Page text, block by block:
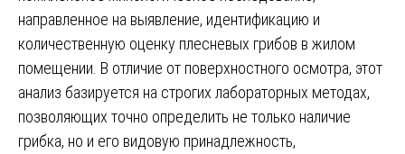
направленное на выявление, идентификацию и
количественную оценку плесневых грибов в жилом
помещении. В отличие от поверхностного осмотра, этот
анализ базируется на строгих лабораторных методах,
позволяющих точно определить не только наличие
грибка, но и его видовую принадлежность,